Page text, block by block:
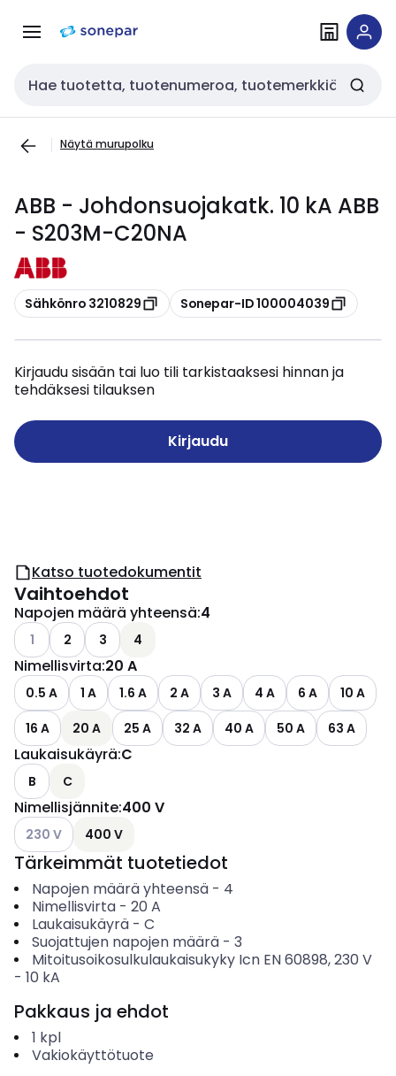
navigointiinsisältöön
Haku
Näytä murupolku
ABB - Johdonsuojakatk. 10 kA ABB
- S203M-C20NA
Kopioi
Sähkönro 3210829 Kopioi
Sonepar-ID 100004039
Kirjaudu sisään tai luo tili tarkistaaksesi hinnan ja
tehdäksesi tilauksen
Kirjaudu
Katso tuotedokumentit
Vaihtoehdot
Napojen määrä yhteensä:4
Katso käytettävissä olevat vaihtoehdot
1 2 3 4
Nimellisvirta:20 A
0.5 A 1 A 1.6 A 2 A 3 A 4 A 6 A
10 A
16 A
20 A 25 A 32 A 40 A 50 A 63 A
Laukaisukäyrä:C
B C
Nimellisjännite:400 V
Katso käytettävissä olevat vaihtoehdot
230 V 400 V
Tärkeimmät tuotetiedot
Napojen määrä yhteensä- 4
Nimellisvirta- 20 A
Laukaisukäyrä- C
Suojattujen napojen määrä- 3
Mitoitusoikosulkulaukaisukyky Icn EN 60898, 230 V
- 10 kA
Pakkaus ja ehdot
1 kpl
Vakiokäyttötuote